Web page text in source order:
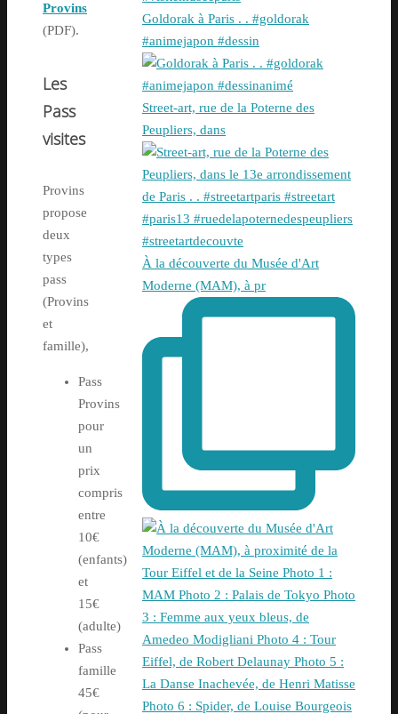
Provins
(PDF).
Les
Pass
visites
Provins
propose
deux
types
pass
(Provins
et
famille),
Pass
Provins
pour
un
prix
compris
entre
10€
(enfants)
et
15€
(adulte)
Pass
famille
45€
Goldorak à Paris . . #goldorak
#animejapon #dessin
Street-art, rue de la Poterne des
Peupliers, dans
À la découverte du Musée d'Art
Moderne (MAM), à pr